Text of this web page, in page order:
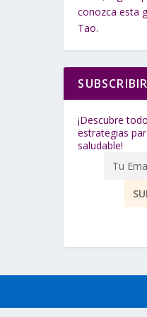
conozca esta
Tao.
¡Descubre
estrategias
saludable!